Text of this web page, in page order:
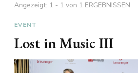
Angezeigt: 1 - 1 von 1 ERGEBNISSEN
EVENT
Lost in Music III